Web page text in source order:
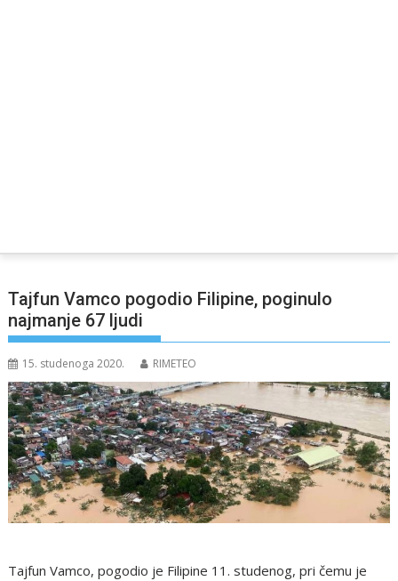
Tajfun Vamco pogodio Filipine, poginulo
najmanje 67 ljudi
15. studenoga 2020. RIMETEO
Tajfun Vamco, pogodio je Filipine 11. studenog, pri čemu je